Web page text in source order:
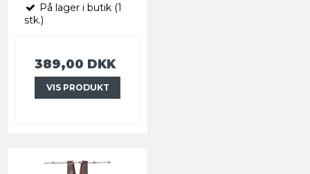
På lager i butik (1
stk.)
389,00 DKK
VIS PRODUKT